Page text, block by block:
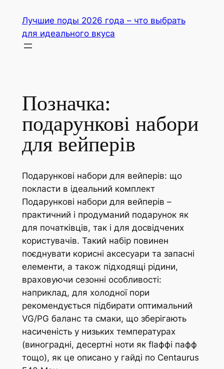
вмісту
Лучшие поды 2026 года – что выбрать
для идеального вкуса
Позначка:
подарункові набори
для вейперів
Подарункові набори для вейперів: що
покласти в ідеальний комплект
Подарункові набори для вейперів –
практичний і продуманий подарунок як
для початківців, так і для досвідчених
користувачів. Такий набір повинен
поєднувати корисні аксесуари та запасні
елементи, а також підходящі рідини,
враховуючи сезонні особливості:
наприклад, для холодної пори
рекомендується підбирати оптимальний
VG/PG баланс та смаки, що зберігають
насиченість у низьких температурах
(виноградні, десертні ноти як flаффі пафф
тощо), як це описано у гайді по Centaurus